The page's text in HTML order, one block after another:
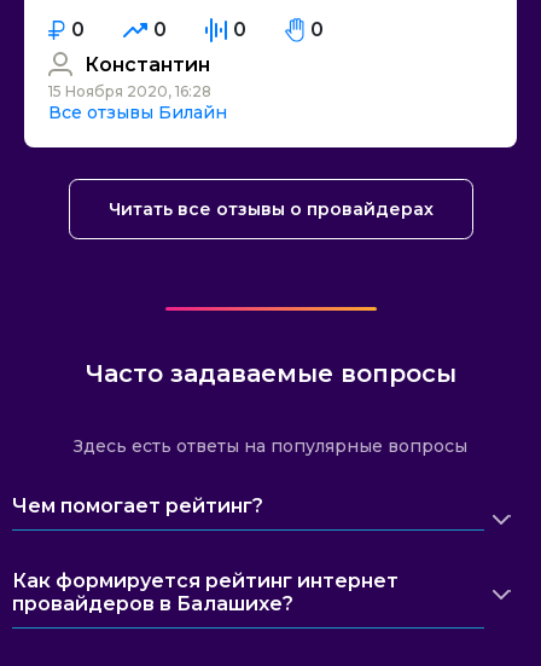
0 0 0
0
Константин
15 Ноября 2020, 16:28
Все отзывы Билайн
Читать все отзывы о провайдерах
Часто задаваемые вопросы
Здесь есть ответы на популярные вопросы
Чем помогает рейтинг?
Как формируется рейтинг интернет
провайдеров в Балашихе?